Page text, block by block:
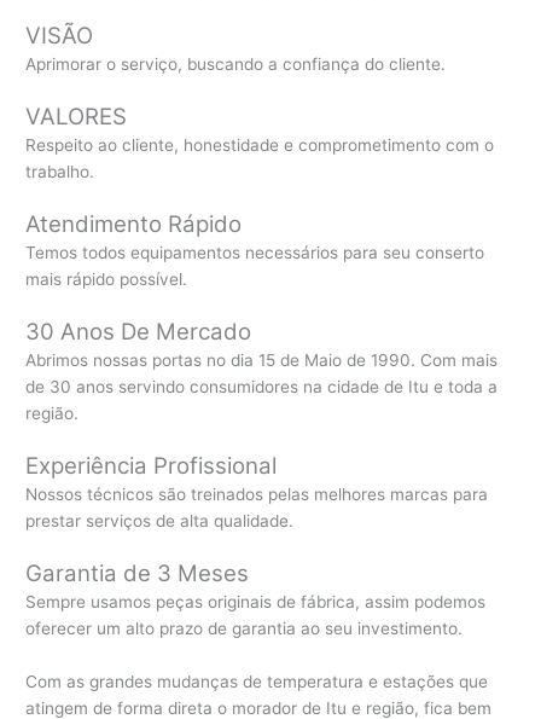
VISÃO
Aprimorar o serviço, buscando a confiança do cliente.
VALORES
Respeito ao cliente, honestidade e comprometimento com o
trabalho.
Atendimento Rápido
Temos todos equipamentos necessários para seu conserto
mais rápido possível.
30 Anos De Mercado
Abrimos nossas portas no dia 15 de Maio de 1990. Com mais
de 30 anos servindo consumidores na cidade de Itu e toda a
região.
Experiência Profissional
Nossos técnicos são treinados pelas melhores marcas para
prestar serviços de alta qualidade.
Garantia de 3 Meses
Sempre usamos peças originais de fábrica, assim podemos
oferecer um alto prazo de garantia ao seu investimento.
Com as grandes mudanças de temperatura e estações que
atingem de forma direta o morador de Itu e região, fica bem